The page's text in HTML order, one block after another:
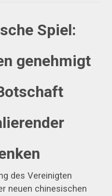
Spiel:
genehmigt
des Vereinigten
neuen chinesischen